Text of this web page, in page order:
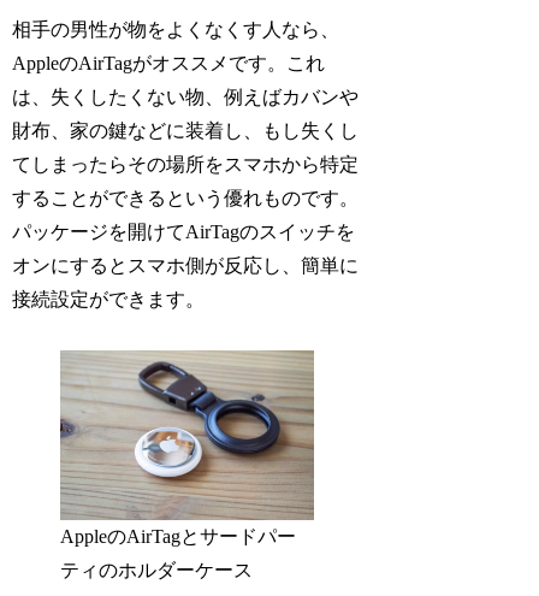
相手の男性が物をよくなくす人なら、
AppleのAirTagがオススメです。これ
は、失くしたくない物、例えばカバンや
財布、家の鍵などに装着し、もし失くし
てしまったらその場所をスマホから特定
することができるという優れものです。
パッケージを開けてAirTagのスイッチを
オンにするとスマホ側が反応し、簡単に
接続設定ができます。
AppleのAirTagとサードパー
ティのホルダーケース